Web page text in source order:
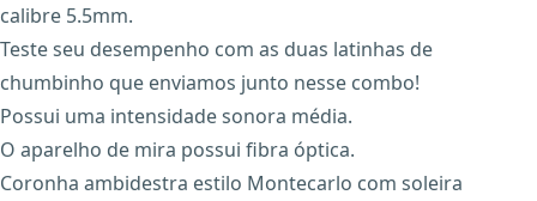
calibre 5.5mm.
Teste seu desempenho com as duas latinhas de
chumbinho que enviamos junto nesse combo!
Possui uma intensidade sonora média.
O aparelho de mira possui fibra óptica.
Coronha ambidestra estilo Montecarlo com soleira